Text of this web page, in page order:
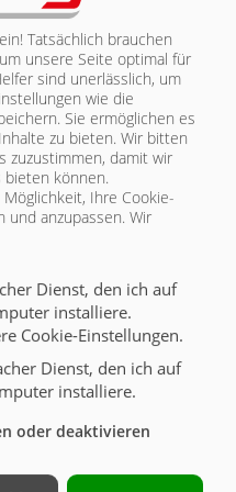
unterscheiden:
ca. 15 m³/h,
A
Mischleistung ca. 25 m³/h,
A
beiden Typen
m²
im Baustoffhandel täglich
ist mit der BTS 1000
mit begrenztem
leistet die BTS 500
Tatsächlich brauchen
unsere Seite optimal für
sind unerlässlich, um
wie die
Sie ermöglichen es
zu bieten. Wir bitten
zuzustimmen, damit wir
bieten können.
Ihre Cookie-
und anzupassen. Wir
Dienst, den ich auf
installiere.
Cookie-Einstellungen.
Dienst, den ich auf
installiere.
oder deaktivieren